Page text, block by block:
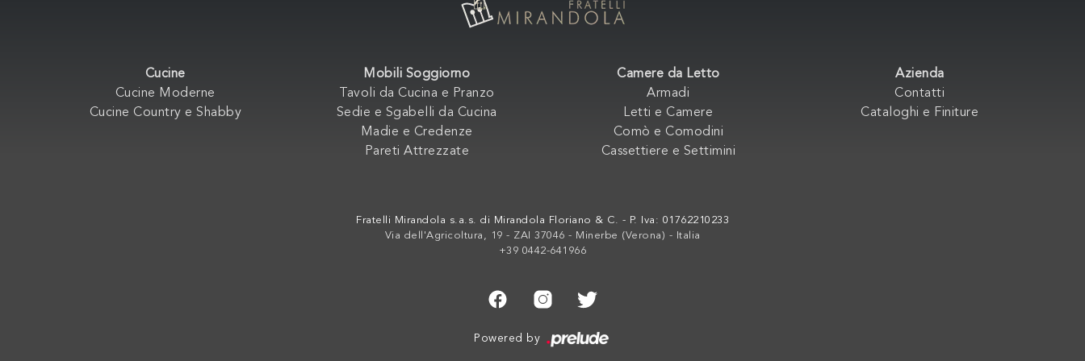
Cucine
Cucine Moderne
Cucine Country e Shabby
Mobili Soggiorno
Tavoli da Cucina e Pranzo
Sedie e Sgabelli da Cucina
Madie e Credenze
Pareti Attrezzate
Camere da Letto
Armadi
Letti e Camere
Comò e Comodini
Cassettiere e Settimini
Azienda
Contatti
Cataloghi e Finiture
Fratelli Mirandola s.a.s. di Mirandola Floriano & C. - P. Iva: 01762210233
Via dell'Agricoltura, 19 - ZAI 37046 - Minerbe (Verona) - Italia
+39 0442-641966
Powered by